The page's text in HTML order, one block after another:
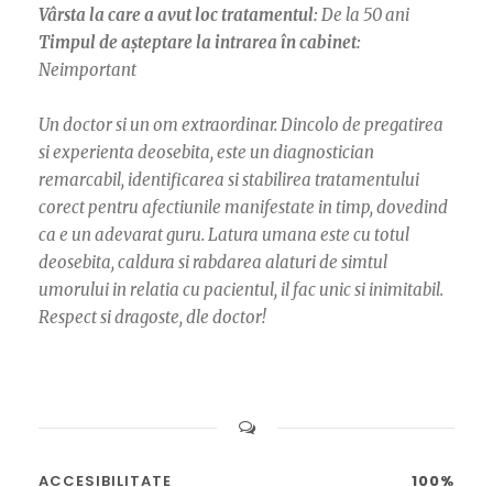
Vârsta la care a avut loc tratamentul: De la 50 ani
Timpul de așteptare la intrarea în cabinet:
Neimportant
Un doctor si un om extraordinar. Dincolo de pregatirea
si experienta deosebita, este un diagnostician
remarcabil, identificarea si stabilirea tratamentului
corect pentru afectiunile manifestate in timp, dovedind
ca e un adevarat guru. Latura umana este cu totul
deosebita, caldura si rabdarea alaturi de simtul
umorului in relatia cu pacientul, il fac unic si inimitabil.
Respect si dragoste, dle doctor!
ACCESIBILITATE 100%